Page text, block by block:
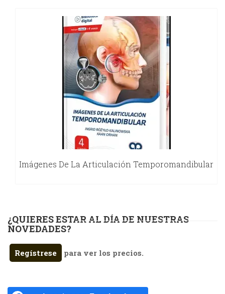
Imágenes De La Articulación Temporomandibular
¿QUIERES ESTAR AL DÍA DE NUESTRAS
NOVEDADES?
Regístrese para ver los precios.